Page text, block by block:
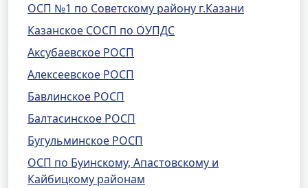
ОСП №1 по Советскому району г.Казани
Казанское СОСП по ОУПДС
Аксубаевское РОСП
Алексеевское РОСП
Бавлинское РОСП
Балтасинское РОСП
Бугульминское РОСП
ОСП по Буинскому, Апастовскому и
Кайбицкому районам